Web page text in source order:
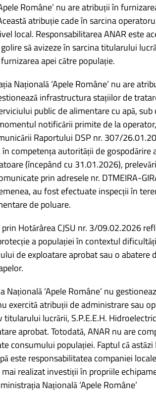
Române’ nu are atribuții în
atribuție cade în sarcina
local. Responsabilitarea ANAR este
să avizeze în sarcina titularului
apei către populație.
Națională ‘Apele Române’ nu are
infrastructura stațiilor de
public de alimentare cu apă,
notificării primite de la
Raportului DSP nr. 307/
competența autorității de gospodărire
(începând cu 31.01.2026),
prin adresele nr. DTMEIRA-
au fost efectuate inspecții în
de poluare.
Hotărârea CJSU nr. 3/09.02.2026
a populației în contextul
de exploatare aprobat sau o abatere
‘Apele Române’ nu
exercită atribuții de administrare sau
lucrării, S.P.E.E.H.
aprobat. Totodată, ANAR nu are
consumului populației. Faptul că
este responsabilitatea companiei
realizat investiții în propriile
Națională ‘Apele Române’